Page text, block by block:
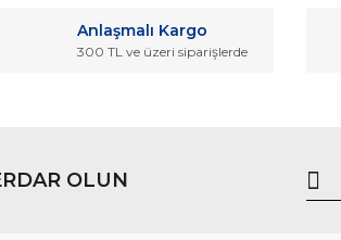
Anlaşmalı Kargo
300 TL ve üzeri siparişlerde
OLUN